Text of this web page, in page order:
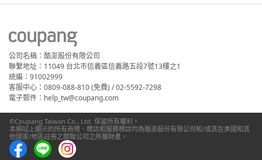
公司名稱：酷澎股份有限公司
聯繫地址：11049 台北市信義區信義路五段7號13樓之1
統編：91002999
客服中心：0809-088-810 (免費) / 02-5592-7298
電子郵件：help_tw@coupang.com
©Coupang Taiwan Co., Ltd. 保留所有權利。
本網站上顯示的所有商標、標誌和服務標誌均為酷澎股份有限公司和/或其在美國和其
他國家/地區註冊之關聯公司之所屬財產。